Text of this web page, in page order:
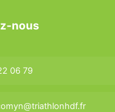
nous
06 79